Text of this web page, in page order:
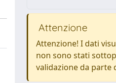
Attenzione
Attenzione! I dati
non sono stati
validazione da parte